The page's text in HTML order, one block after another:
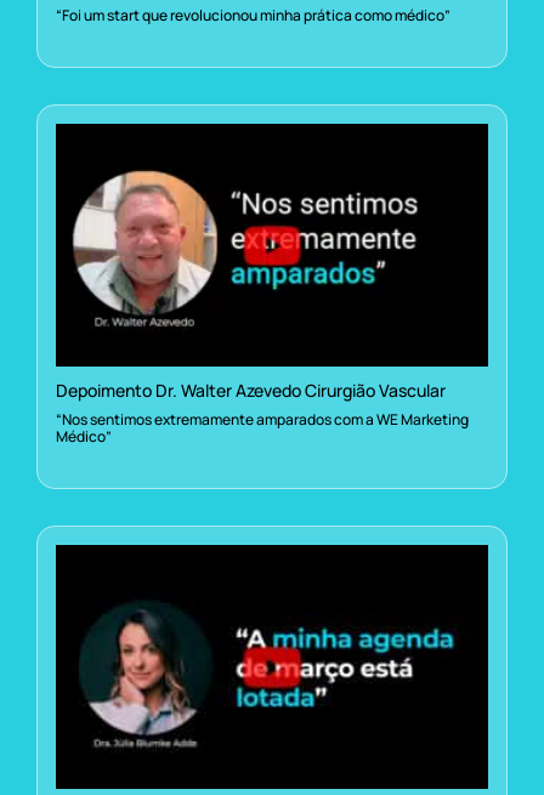
“Foi um start que revolucionou minha prática como médico”
Depoimento Dr. Walter Azevedo Cirurgião Vascular
“Nos sentimos extremamente amparados com a WE Marketing
Médico”